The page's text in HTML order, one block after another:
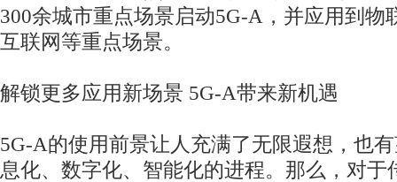
300余城市重点场景启动5G-A，并应用到物
互联网等重点场景。
解锁更多应用新场景 5G-A带来新机遇
5G-A的使用前景让人充满了无限遐想，也
息化、数字化、智能化的进程。那么，对于